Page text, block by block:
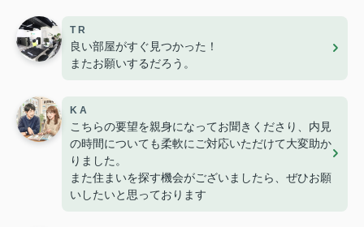
T R
良い部屋がすぐ見つかった！
またお願いするだろう。
K A
こちらの要望を親身になってお聞きくださり、内見
の時間についても柔軟にご対応いただけて大変助か
りました。
また住まいを探す機会がございましたら、ぜひお願
いしたいと思っております